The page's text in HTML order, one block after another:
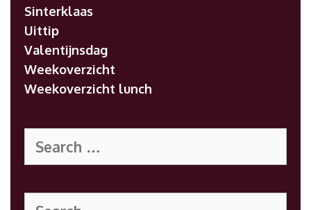
Sinterklaas
Uittip
Valentijnsdag
Weekoverzicht
Weekoverzicht lunch
for: